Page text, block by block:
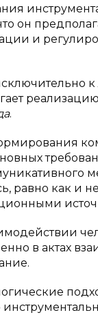
он
и
к
.
равно как и
в актах